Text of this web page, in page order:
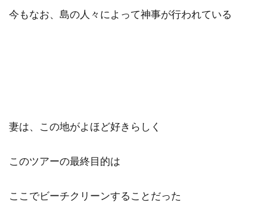
今もなお、島の人々によって神事が行われている
妻は、この地がよほど好きらしく
このツアーの最終目的は
ここでビーチクリーンすることだった